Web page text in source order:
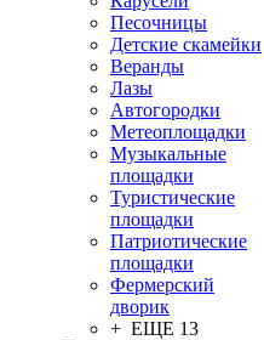
Песочницы
Детские скамейки
Веранды
Лазы
Автогородки
Метеоплощадки
Музыкальные
площадки
Туристические
площадки
Патриотические
площадки
Фермерский
дворик
+ ЕЩЕ 13